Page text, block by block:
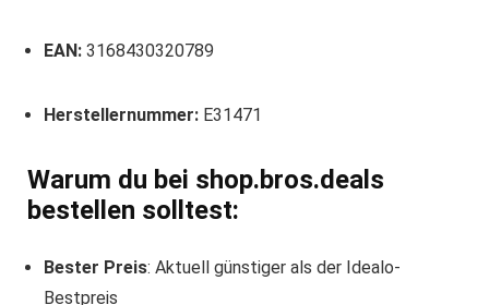
EAN:3168430320789
Herstellernummer:E31471
Warum du bei shop.bros.deals
bestellen solltest:
Bester Preis: Aktuell günstiger als der Idealo-
Bestpreis